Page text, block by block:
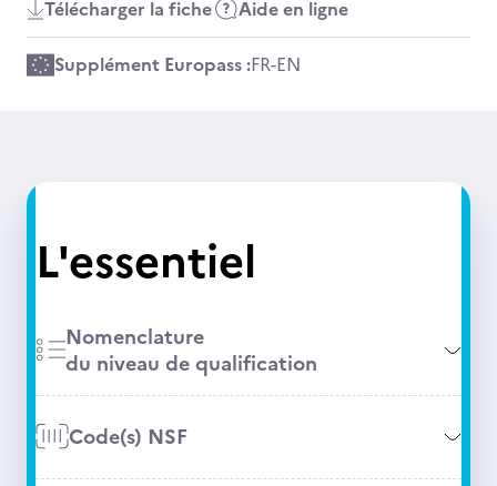
Télécharger la fiche Aide en ligne
Supplément Europass :FR-EN
L'essentiel
Nomenclature
du niveau de qualification
Code(s) NSF